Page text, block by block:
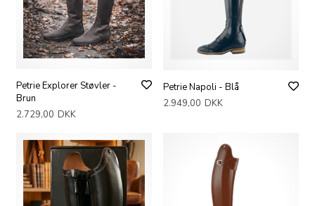
Petrie Explorer Støvler -
Brun
2.729,00 DKK
Petrie Napoli - Blå
2.949,00 DKK